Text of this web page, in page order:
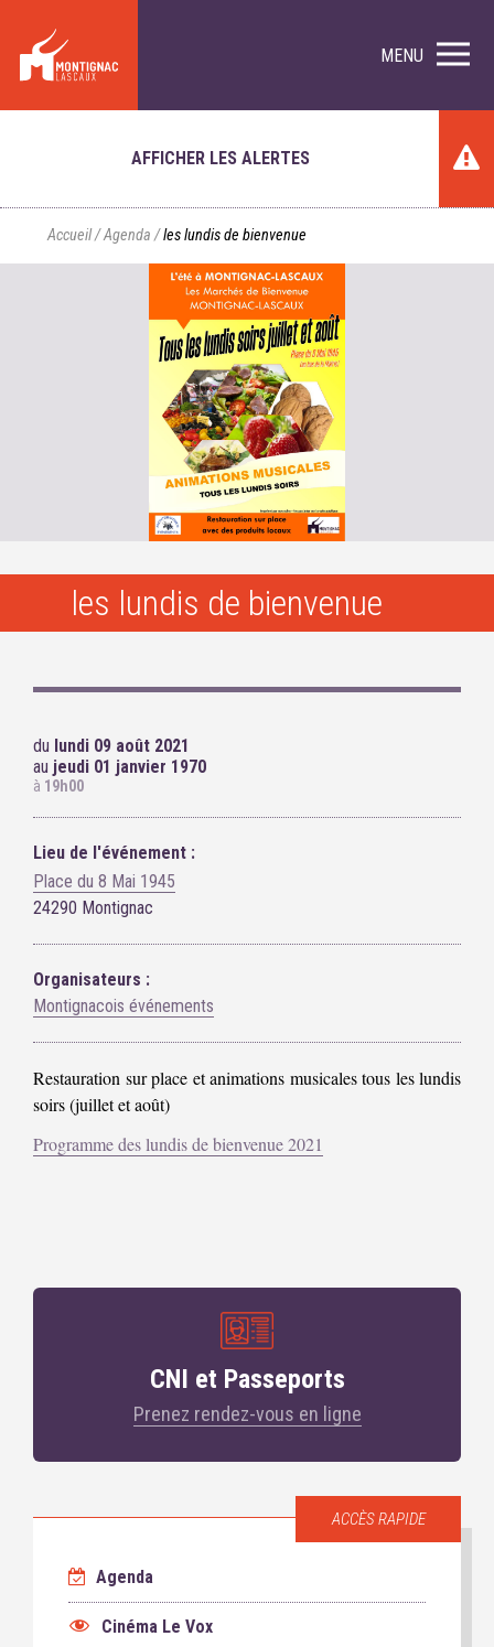
MENU
AFFICHER LES ALERTES
Accueil/Agenda /les lundis de bienvenue
les lundis de bienvenue
du lundi 09 août 2021
au jeudi 01 janvier 1970
à 19h00
Lieu de l'événement :
Place du 8 Mai 1945
24290 Montignac
Organisateurs :
Montignacois événements
Restauration sur place et animations musicales tous les lundis
soirs (juillet et août)
Programme des lundis de bienvenue 2021
CNI et Passeports
Prenez rendez-vous en ligne
ACCÈS RAPIDE
Agenda
Cinéma Le Vox